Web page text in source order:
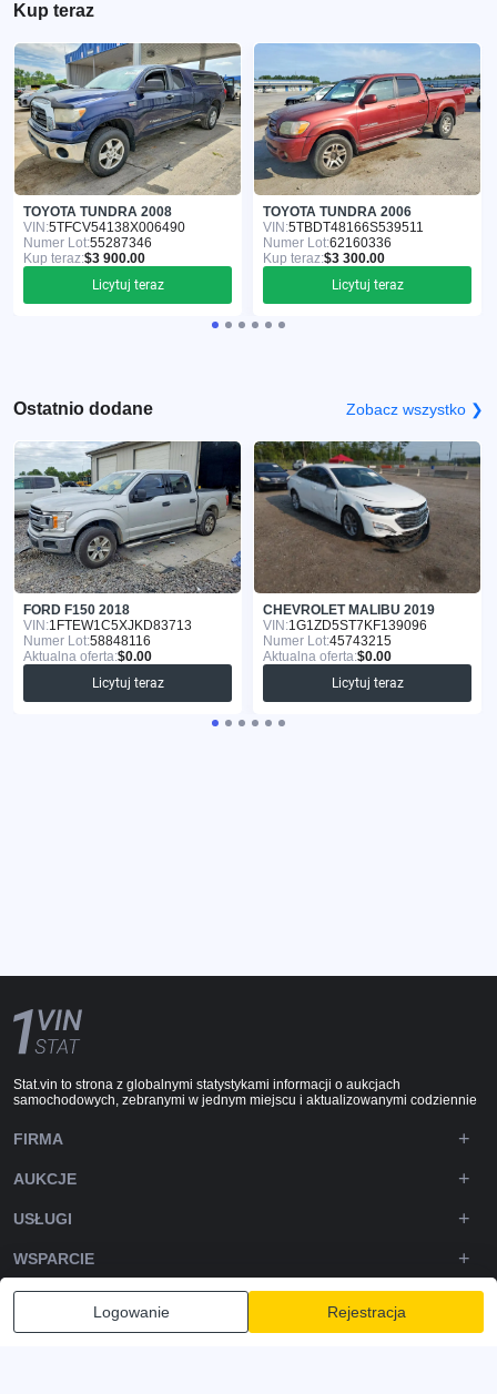
Kup teraz
TOYOTA TUNDRA 2008
VIN:5TFCV54138X006490
Numer Lot:55287346
Kup teraz:$3 900.00
Licytuj teraz
TOYOTA TUNDRA 2006
VIN:5TBDT48166S539511
Numer Lot:62160336
Kup teraz:$3 300.00
Licytuj teraz
Ostatnio dodane Zobacz wszystko ❯
FORD F150 2018
VIN:1FTEW1C5XJKD83713
Numer Lot:58848116
Aktualna oferta:$0.00
Licytuj teraz
CHEVROLET MALIBU 2019
VIN:1G1ZD5ST7KF139096
Numer Lot:45743215
Aktualna oferta:$0.00
Licytuj teraz
Logowanie Rejestracja
Stat.vin to strona z globalnymi statystykami informacji o aukcjach
samochodowych, zebranymi w jednym miejscu i aktualizowanymi codziennie
FIRMA
AUKCJE
USŁUGI
WSPARCIE
DOWNLOADS
OBSERWUJ NAS